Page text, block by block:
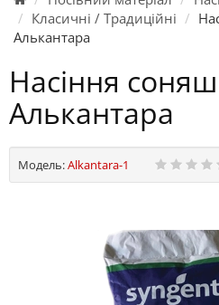
Класичні / Традиційні
Алькантара
Насіння
Алькантара
Модель:Alkantara-1